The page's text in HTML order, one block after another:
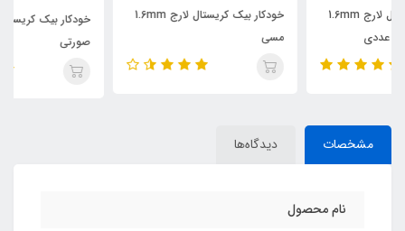
خودکار بیک کریستال لارج 1.6mm
مسی
خودکار بیک کریستال لارج 1.6mm
مشخصات دیدگاه‌ها
نام محصول